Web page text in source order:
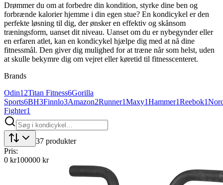
Drømmer du om at forbedre din kondition, styrke dine ben og
forbrænde kalorier hjemme i din egen stue? En kondicykel er den
perfekte løsning til dig, der ønsker en effektiv og skånsom
træningsform, uanset dit niveau. Uanset om du er nybegynder eller
en erfaren atlet, kan en kondicykel hjælpe dig med at nå dine
fitnessmål. Den giver dig mulighed for at træne når som helst, uden
at skulle bekymre dig om vejret eller køretid til fitnesscenteret.
Brands
Odin12Titan Fitness6Gorilla
Sports6BH3Finnlo3Amazon2Runner1Maxy1Hammer1Reebok1
Fighter1
37 produkter
Pris:
0 kr100000 kr